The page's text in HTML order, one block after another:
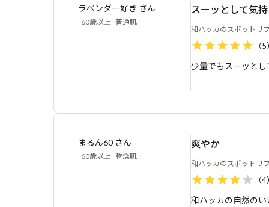
どのように使いますか
こめかみ、耳の後ろ
りなど顔全体への使用
ラベンダー好き さん
60歳以上 普通肌
スーッとして気
和ハッカのスポットリ
（5
少量でもスーッと
まるん60 さん
60歳以上 乾燥肌
爽やか
和ハッカのスポットリ
（4
和ハッカの自然の